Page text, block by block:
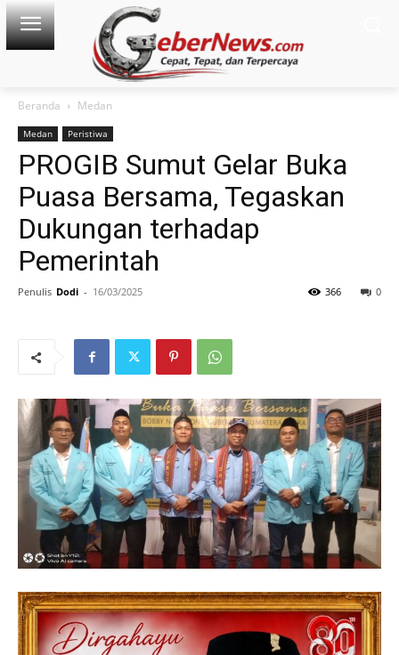
Beranda Medan
Medan Peristiwa
PROGIB Sumut Gelar Buka
Puasa Bersama, Tegaskan
Dukungan terhadap
Pemerintah
Penulis Dodi - 16/03/2025 0
366